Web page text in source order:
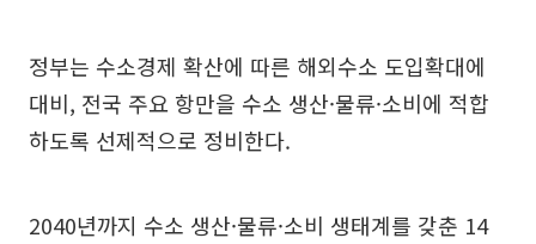
정부는 수소경제 확산에 따른 해외수소 도입확대에
대비, 전국 주요 항만을 수소 생산·물류·소비에 적합
하도록 선제적으로 정비한다.
2040년까지 수소 생산·물류·소비 생태계를 갖춘 14